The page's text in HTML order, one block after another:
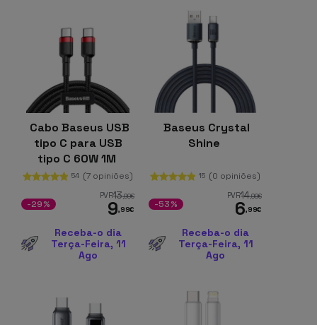
Cabo Baseus USB
tipo C para USB
tipo C 60W 1M
54 (7 opiniões)
PVR13,99€
9,99€
-29%
Receba-o dia
Terça-Feira, 11
Ago
Baseus Crystal
Shine
15 (0 opiniões)
PVR14,99€
6,99€
-53%
Receba-o dia
Terça-Feira, 11
Ago